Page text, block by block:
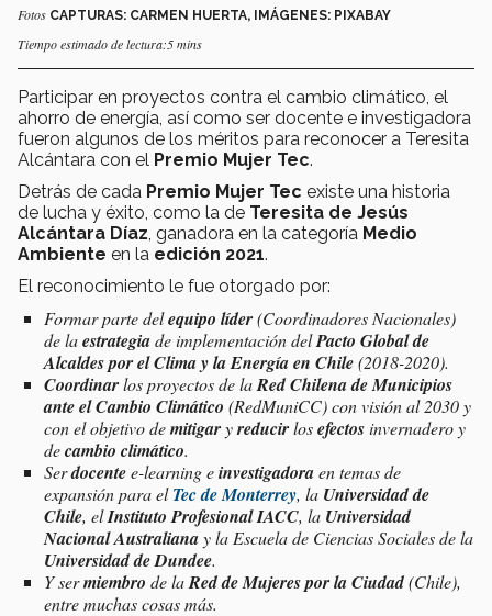
Fotos CAPTURAS: CARMEN HUERTA, IMÁGENES: PIXABAY
Tiempo estimado de lectura:5 mins
Participar en proyectos contra el cambio climático, el
ahorro de energía, así como ser docente e investigadora
fueron algunos de los méritos para reconocer a Teresita
Alcántara con el Premio Mujer Tec.
Detrás de cada Premio Mujer Tec existe una historia
de lucha y éxito, como la de Teresita de Jesús
Alcántara Díaz , ganadora en la categoría Medio
Ambiente en la edición 2021.
El reconocimiento le fue otorgado por:
Formar parte delequipo líder(Coordinadores Nacionales)
de laestrategiade implementación delPacto Global de
Alcaldes por el Clima y la Energía en Chile(2018-2020).
Coordinarlos proyectos de laRed Chilena de Municipios
ante el Cambio Climático (RedMuniCC) con visión al 2030 y
con el objetivo demitigaryreducirlosefectosinvernadero y
decambio climático.
Serdocentee-learningeinvestigadoraen temas de
expansión para elTec de Monterrey, la Universidad de
Chile, elInstituto Profesional IACC, la Universidad
Nacional Australianay la Escuela de Ciencias Sociales de la
Universidad de Dundee.
Y sermiembro de laRed de Mujeres por la Ciudad(Chile),
entre muchas cosas más.